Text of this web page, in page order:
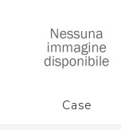
Case